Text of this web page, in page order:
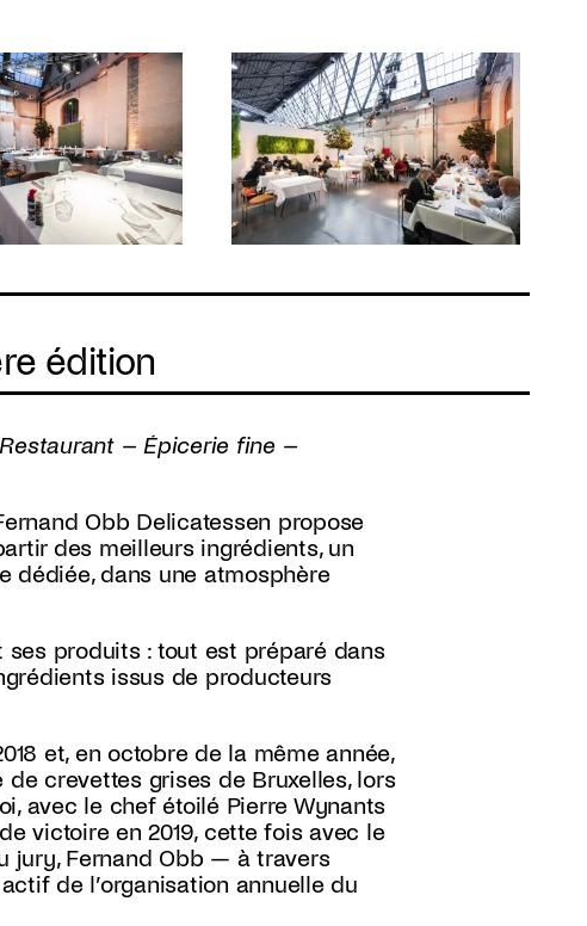
édition
– Épicerie fine –
Obb Delicatessen propose
des meilleurs ingrédients, un
dédiée, dans une atmosphère
ses produits : tout est préparé dans
issus de producteurs
et, en octobre de la même année,
crevettes grises de Bruxelles, lors
avec le chef étoilé Pierre Wynants
victoire en 2019, cette fois avec le
jury, Fernand Obb — à travers
de l’organisation annuelle du